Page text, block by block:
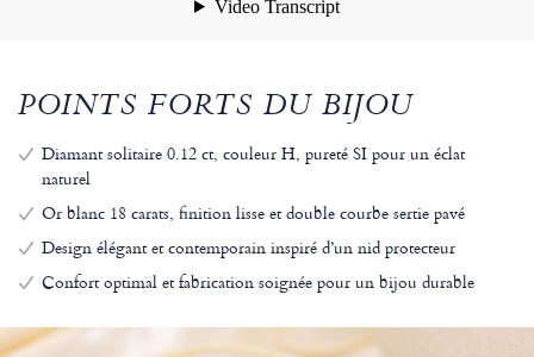
POINTS FORTS DU BIJOU
Diamant solitaire 0.12 ct, couleur H, pureté SI pour un éclat
naturel
Or blanc 18 carats, finition lisse et double courbe sertie pavé
Design élégant et contemporain inspiré d’un nid protecteur
Confort optimal et fabrication soignée pour un bijou durable